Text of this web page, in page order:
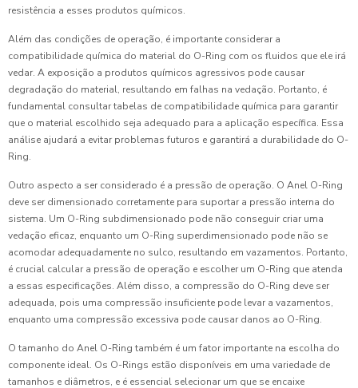
resistência a esses produtos químicos.
Além das condições de operação, é importante considerar a
compatibilidade química do material do O-Ring com os fluidos que ele irá
vedar. A exposição a produtos químicos agressivos pode causar
degradação do material, resultando em falhas na vedação. Portanto, é
fundamental consultar tabelas de compatibilidade química para garantir
que o material escolhido seja adequado para a aplicação específica. Essa
análise ajudará a evitar problemas futuros e garantirá a durabilidade do O-
Ring.
Outro aspecto a ser considerado é a pressão de operação. O Anel O-Ring
deve ser dimensionado corretamente para suportar a pressão interna do
sistema. Um O-Ring subdimensionado pode não conseguir criar uma
vedação eficaz, enquanto um O-Ring superdimensionado pode não se
acomodar adequadamente no sulco, resultando em vazamentos. Portanto,
é crucial calcular a pressão de operação e escolher um O-Ring que atenda
a essas especificações. Além disso, a compressão do O-Ring deve ser
adequada, pois uma compressão insuficiente pode levar a vazamentos,
enquanto uma compressão excessiva pode causar danos ao O-Ring.
O tamanho do Anel O-Ring também é um fator importante na escolha do
componente ideal. Os O-Rings estão disponíveis em uma variedade de
tamanhos e diâmetros, e é essencial selecionar um que se encaixe